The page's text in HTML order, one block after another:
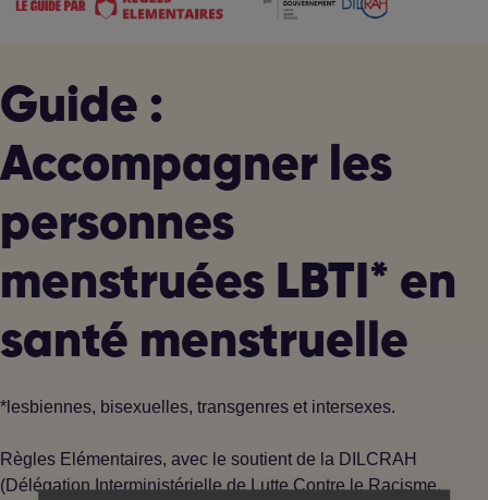
Guide :
Accompagner les
personnes
menstruées LBTI* en
santé menstruelle
*lesbiennes, bisexuelles, transgenres et intersexes.
Règles Elémentaires, avec le soutient de la DILCRAH
(Délégation Interministérielle de Lutte Contre le Racisme,